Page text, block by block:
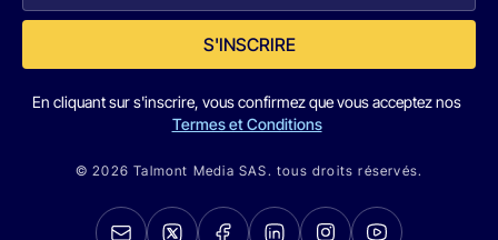
S'INSCRIRE
En cliquant sur s'inscrire, vous confirmez que vous acceptez nos
Termes et Conditions
© 2026 Talmont Media SAS. tous droits réservés.